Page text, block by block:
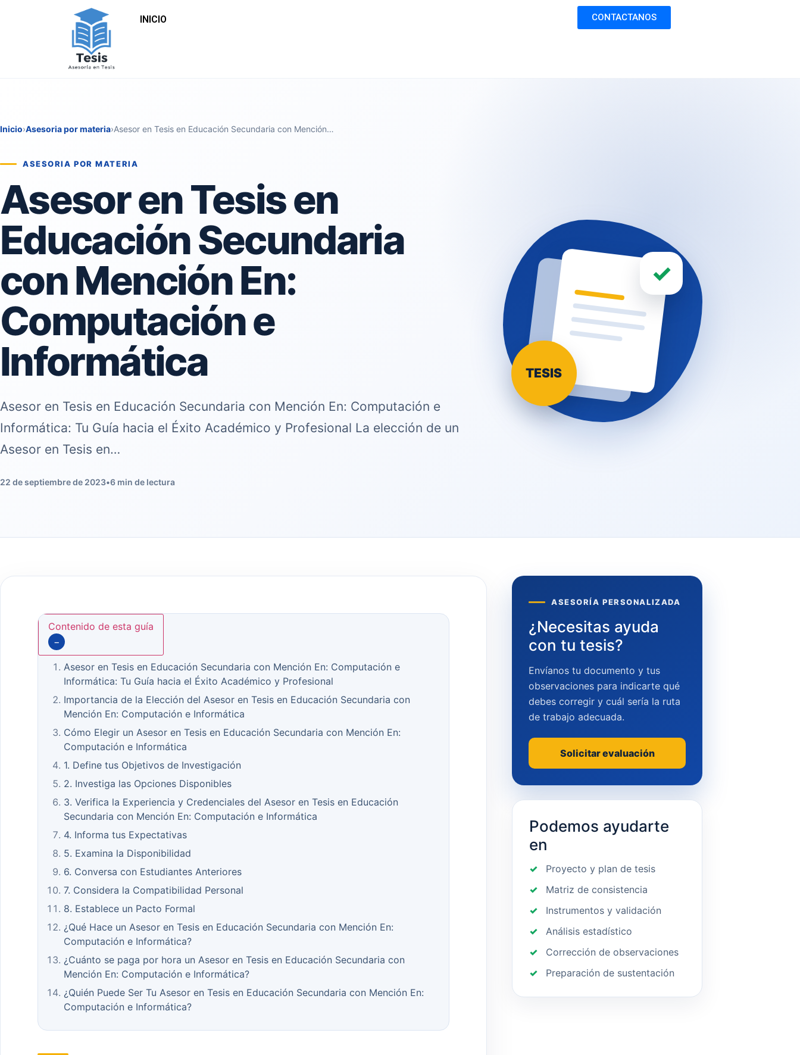
INICIO CONTACTANOS
Inicio›Asesoria por materia›Asesor en Tesis en Educación Secundaria con Mención…
ASESORIA POR MATERIA
Asesor en Tesis en
Educación Secundaria
con Mención En:
Computación e
Informática
Asesor en Tesis en Educación Secundaria con Mención En: Computación e
Informática: Tu Guía hacia el Éxito Académico y Profesional La elección de un
Asesor en Tesis en…
22 de septiembre de 2023•6 min de lectura
✓
TESIS
Contenido de esta guía
−
Asesor en Tesis en Educación Secundaria con Mención En: Computación e
Informática: Tu Guía hacia el Éxito Académico y Profesional
Importancia de la Elección del Asesor en Tesis en Educación Secundaria con
Mención En: Computación e Informática
Cómo Elegir un Asesor en Tesis en Educación Secundaria con Mención En:
Computación e Informática
1. Define tus Objetivos de Investigación
2. Investiga las Opciones Disponibles
3. Verifica la Experiencia y Credenciales del Asesor en Tesis en Educación
Secundaria con Mención En: Computación e Informática
4. Informa tus Expectativas
5. Examina la Disponibilidad
6. Conversa con Estudiantes Anteriores
7. Considera la Compatibilidad Personal
8. Establece un Pacto Formal
¿Qué Hace un Asesor en Tesis en Educación Secundaria con Mención En:
Computación e Informática?
¿Cuánto se paga por hora un Asesor en Tesis en Educación Secundaria con
Mención En: Computación e Informática?
¿Quién Puede Ser Tu Asesor en Tesis en Educación Secundaria con Mención En:
Computación e Informática?
ASESORÍA PERSONALIZADA
¿Necesitas ayuda
con tu tesis?
Envíanos tu documento y tus
observaciones para indicarte qué
debes corregir y cuál sería la ruta
de trabajo adecuada.
Solicitar evaluación
Podemos ayudarte
en
Proyecto y plan de tesis
Matriz de consistencia
Instrumentos y validación
Análisis estadístico
Corrección de observaciones
Preparación de sustentación